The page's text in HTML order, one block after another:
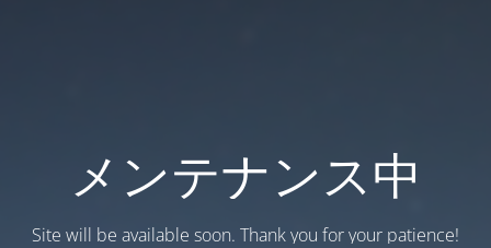
メンテナンス中
Site will be available soon. Thank you for your patience!